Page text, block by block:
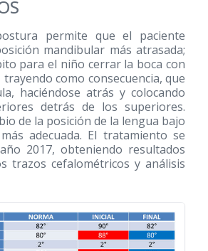
permite que el paciente
mandibular más atrasada;
para el niño cerrar la boca con
como consecuencia, que
haciéndose atrás y colocando
detrás de los superiores.
de la posición de la lengua bajo
adecuada. El tratamiento se
2017, obteniendo resultados
trazos cefalométricos y análisis